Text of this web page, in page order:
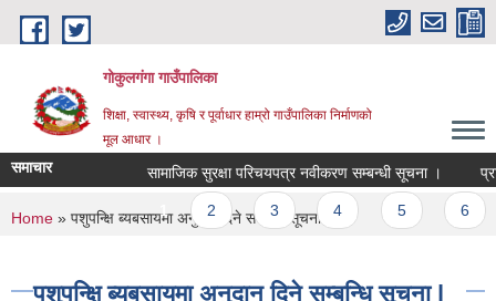
Skip to main content
गोकुलगंगा गाउँपालिका
शिक्षा, स्वास्थ्य, कृषि र पूर्वाधार हाम्रो गाउँपालिका निर्माणको
मूल आधार ।
समाचार सामाजिक सुरक्षा परिचयपत्र नवीकरण सम्बन्धी सूचना ।
Pages
1
You are here
Home » पशुपन्क्षि ब्यबसायमा अनुदान दिने सम्बन्धि सूचना |
पशुपन्क्षि ब्यबसायमा अनुदान दिने सम्बन्धि सूचना |